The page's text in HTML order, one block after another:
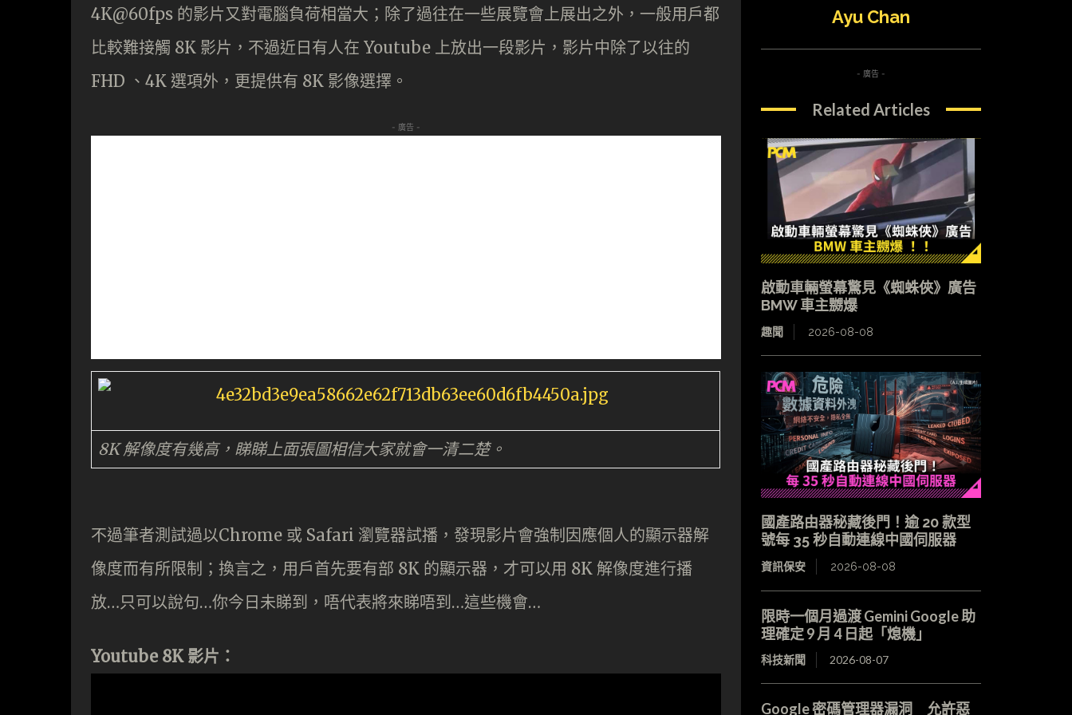
4K@60fps 的影片又對電腦負荷相當大；除了過往在一些展覽會上展出之外，一般用戶都
比較難接觸 8K 影片，不過近日有人在 Youtube 上放出一段影片，影片中除了以往的
FHD 、4K 選項外，更提供有 8K 影像選擇。
- 廣告 -
8K 解像度有幾高，睇睇上面張圖相信大家就會一清二楚。
不過筆者測試過以Chrome 或 Safari 瀏覽器試播，發現影片會強制因應個人的顯示器解
像度而有所限制；換言之，用戶首先要有部 8K 的顯示器，才可以用 8K 解像度進行播
放…只可以說句…你今日未睇到，唔代表將來睇唔到…這些機會…
Youtube 8K 影片：
Ayu Chan
- 廣告 -
Related Articles
啟動車輛螢幕驚見《蜘蛛俠》廣告
BMW 車主嬲爆
趣聞 2026-08-08
國產路由器秘藏後門！逾 20 款型
號每 35 秒自動連線中國伺服器
資訊保安 2026-08-08
限時一個月過渡 Gemini Google 助
理確定 9 月 4 日起「熄機」
科技新聞 2026-08-07
Google 密碼管理器漏洞 允許惡